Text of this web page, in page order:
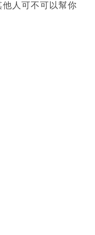
人可不可以幫你